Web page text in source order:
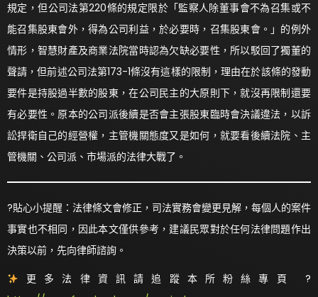
規定，但公司法第220條的規定限於「監察人除董事會不為召集或不
能召集股東會外，得為公司利益，於必要時，召集股東會。」的例外
情形，智慧財產及商業法院當時認為欠缺必要性，所以駁回了獨董的
聲請，但前述公司法第173-1條沒有這樣的限制，理由在於該條的發動
要件是持股過半數的股東，在公司民主的大原則下，就沒再限制還要
有必要性。原本的公司派後續是否會主張股東臨時會決議違法，以訴
訟捍衛自己的經營權，主管機關態度又是如何，就要看後續法院、主
管機關、公司派、市場派的法律大戰了。
?貼心小提醒：法律條文會修正，司法實務會變更見解，每個人的案件
事實也不相同，因此本文僅供參考，建議民眾對於任何法律問題作出
決策以前，先向律師諮詢。
更多法律資訊請追蹤本所粉絲專頁 ?